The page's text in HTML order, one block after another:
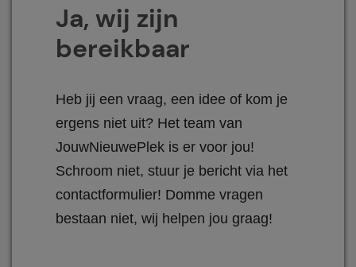
Ja, wij zijn
bereikbaar
Heb jij een vraag, een idee of kom je
ergens niet uit? Het team van
JouwNieuwePlek is er voor jou!
Schroom niet, stuur je bericht via het
contactformulier! Domme vragen
bestaan niet, wij helpen jou graag!